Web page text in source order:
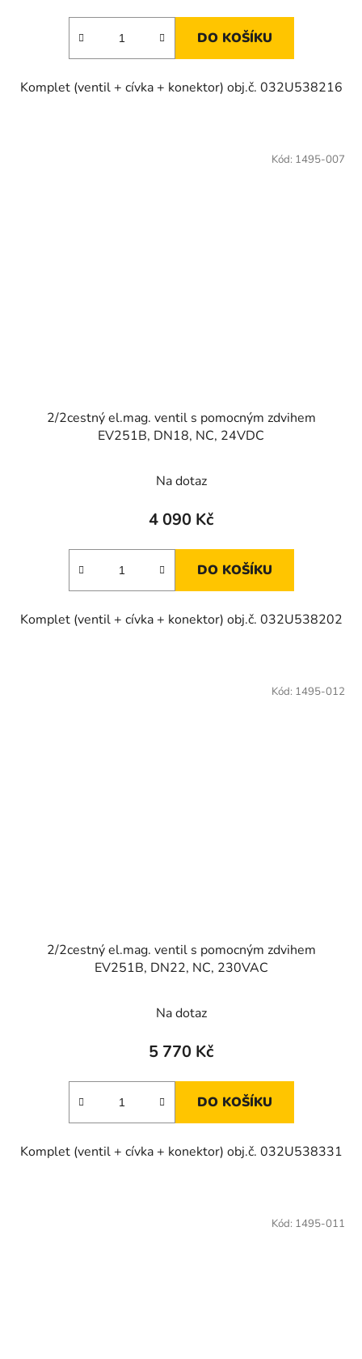
DO KOŠÍKU
Komplet (ventil + cívka + konektor) obj.č. 032U538216
2/2cestný el.mag. ventil s pomocným zdvihem
EV251B, DN18, NC, 24VDC
Na dotaz
4 090 Kč
DO KOŠÍKU
Komplet (ventil + cívka + konektor) obj.č. 032U538202
Kód: 1495-007
2/2cestný el.mag. ventil s pomocným zdvihem
EV251B, DN22, NC, 230VAC
Na dotaz
5 770 Kč
DO KOŠÍKU
Komplet (ventil + cívka + konektor) obj.č. 032U538331
Kód: 1495-012
Kód: 1495-011